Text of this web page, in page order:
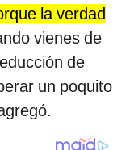
la verdad
vienes de
de
un poquito